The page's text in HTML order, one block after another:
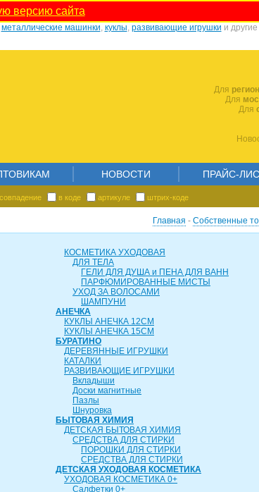
версию сайта
металлические машинки, куклы, развивающие игрушки и другие
Для
Для
Для
НОВОСТИ ПРАЙС-
в коде артикуле штрих-коде
Главная - Собственные
КОСМЕТИКА УХОДОВАЯ
ДЛЯ ТЕЛА
ГЕЛИ ДЛЯ ДУША и ПЕНА ДЛЯ ВАНН
ПАРФЮМИРОВАННЫЕ МИСТЫ
УХОД ЗА ВОЛОСАМИ
ШАМПУНИ
АНЕЧКА
КУКЛЫ АНЕЧКА 12СМ
КУКЛЫ АНЕЧКА 15СМ
БУРАТИНО
ДЕРЕВЯННЫЕ ИГРУШКИ
КАТАЛКИ
РАЗВИВАЮЩИЕ ИГРУШКИ
Вкладыши
Доски магнитные
Пазлы
Шнуровка
БЫТОВАЯ ХИМИЯ
ДЕТСКАЯ БЫТОВАЯ ХИМИЯ
СРЕДСТВА ДЛЯ СТИРКИ
ПОРОШКИ ДЛЯ СТИРКИ
СРЕДСТВА ДЛЯ СТИРКИ
ДЕТСКАЯ УХОДОВАЯ КОСМЕТИКА
УХОДОВАЯ КОСМЕТИКА 0+
Салфетки 0+